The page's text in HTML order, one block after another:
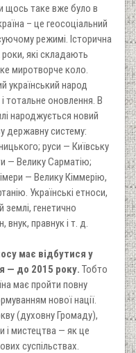
щось таке вже було в
– це геосоціальний
режимі. Історична
які складають
миротворче коло.
український народ
тотальне оновлення. В
народжується новий
державну систему:
руси — Київську
— Велику Сарматію;
— Велику Кіммерію,
Українські етноси,
генетично
внук, правнук і т. д.
має відбутися у
— до 2015 року. Тобто
має пройти повну
нової нації.
(духовну Громаду),
і мистецтва — як це
суспільствах.